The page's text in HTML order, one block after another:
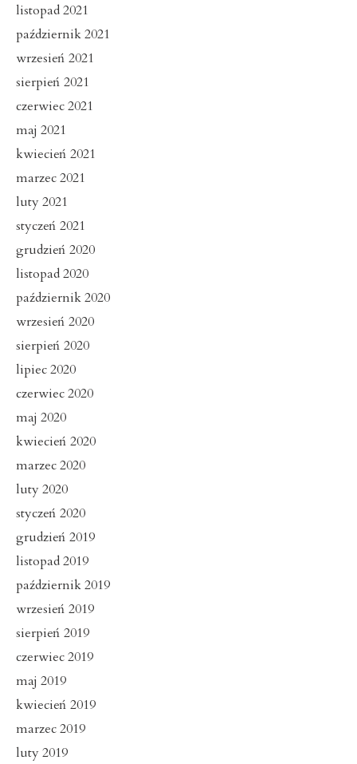
listopad 2021
październik 2021
wrzesień 2021
sierpień 2021
czerwiec 2021
maj 2021
kwiecień 2021
marzec 2021
luty 2021
styczeń 2021
grudzień 2020
listopad 2020
październik 2020
wrzesień 2020
sierpień 2020
lipiec 2020
czerwiec 2020
maj 2020
kwiecień 2020
marzec 2020
luty 2020
styczeń 2020
grudzień 2019
listopad 2019
październik 2019
wrzesień 2019
sierpień 2019
czerwiec 2019
maj 2019
kwiecień 2019
marzec 2019
luty 2019